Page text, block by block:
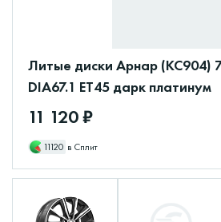
Литые диски Арнар (КС904)
DIA67.1 ET45 дарк платинум
11 120 ₽
11120 в Сплит